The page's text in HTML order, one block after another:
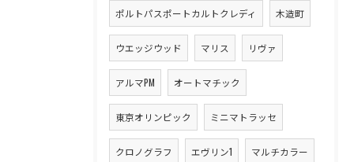
ポルトパスポートカルトクレディ 木造町
ウエッジウッド マリス リヴァ
アルマPM オートマチック
東京オリンピック ミニマトラッセ
クロノグラフ エヴリン1 マルチカラー